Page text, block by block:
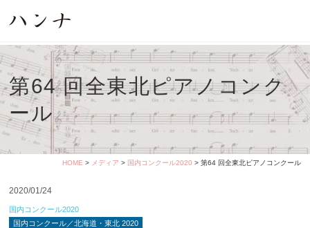
第64 回全東北ピアノコンク
ール
HOME > メディア > 国内コンクール2020 > 第64 回全東北ピアノコンクール
2020/01/24
国内コンクール2020
国内コンクール／北海道・東北 2020